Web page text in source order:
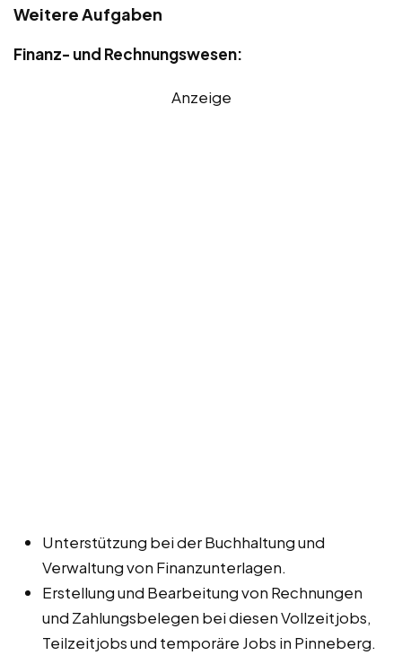
Weitere Aufgaben
Finanz- und Rechnungswesen:
Anzeige
Unterstützung bei der Buchhaltung und
Verwaltung von Finanzunterlagen.
Erstellung und Bearbeitung von Rechnungen
und Zahlungsbelegen bei diesen Vollzeitjobs,
Teilzeitjobs und temporäre Jobs in Pinneberg.